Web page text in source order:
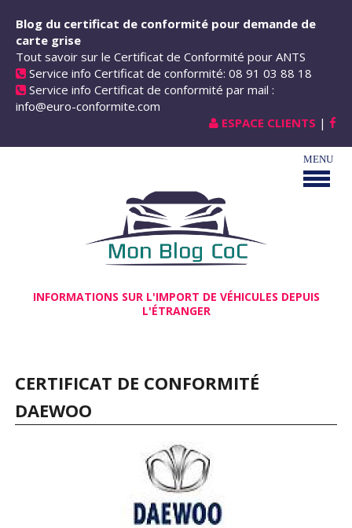
Blog du certificat de conformité pour demande de
carte grise
Tout savoir sur le Certificat de Conformité pour ANTS
Service info Certificat de conformité: 08 91 03 88 18
Service info Certificat de conformité par mail :
info@euro-conformite.com
ESPACE CLIENTS |
INFORMATIONS SUR L'IMPORT DE VÉHICULES DEPUIS
L'ÉTRANGER
CERTIFICAT DE CONFORMITÉ
DAEWOO